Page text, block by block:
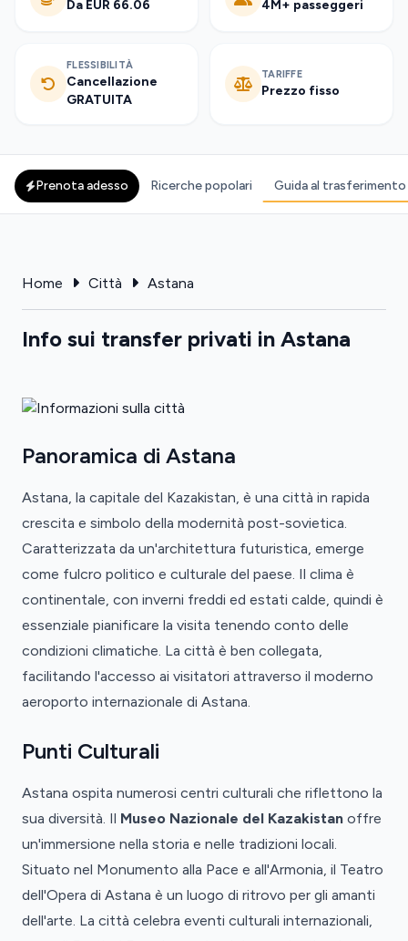
Da EUR 66.06 4M+ passeggeri
FLESSIBILITÀ
Cancellazione
GRATUITA
TARIFFE
Prezzo fisso
Prenota adesso Ricerche popolari Guida al trasferimento
Home Città Astana
Info sui transfer privati in Astana
Panoramica di Astana
Astana, la capitale del Kazakistan, è una città in rapida
crescita e simbolo della modernità post-sovietica.
Caratterizzata da un'architettura futuristica, emerge
come fulcro politico e culturale del paese. Il clima è
continentale, con inverni freddi ed estati calde, quindi è
essenziale pianificare la visita tenendo conto delle
condizioni climatiche. La città è ben collegata,
facilitando l'accesso ai visitatori attraverso il moderno
aeroporto internazionale di Astana.
Punti Culturali
Astana ospita numerosi centri culturali che riflettono la
sua diversità. Il Museo Nazionale del Kazakistan offre
un'immersione nella storia e nelle tradizioni locali.
Situato nel Monumento alla Pace e all'Armonia, il Teatro
dell'Opera di Astana è un luogo di ritrovo per gli amanti
dell'arte. La città celebra eventi culturali internazionali,